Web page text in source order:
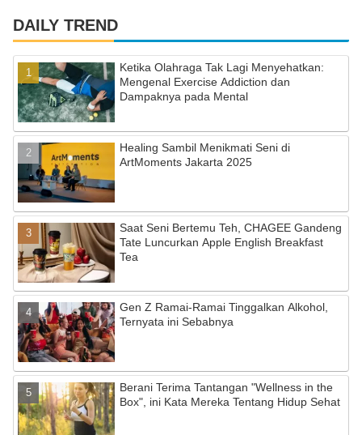
c
e
b
o
o
k
a
gr
a
m
u
T
u
b
e
C
h
a
n
n
el
DAILY TREND
Ketika Olahraga Tak Lagi Menyehatkan:
Mengenal Exercise Addiction dan
Dampaknya pada Mental
Healing Sambil Menikmati Seni di
ArtMoments Jakarta 2025
Saat Seni Bertemu Teh, CHAGEE Gandeng
Tate Luncurkan Apple English Breakfast
Tea
Gen Z Ramai-Ramai Tinggalkan Alkohol,
Ternyata ini Sebabnya
Berani Terima Tantangan "Wellness in the
Box", ini Kata Mereka Tentang Hidup Sehat